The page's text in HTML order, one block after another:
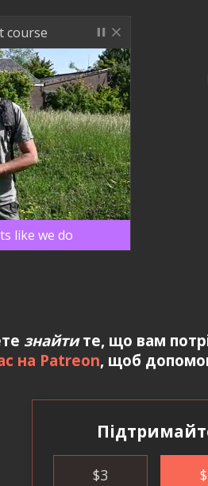
course
like we do
знайтите, що вам
на Patreon, щоб
$3 $